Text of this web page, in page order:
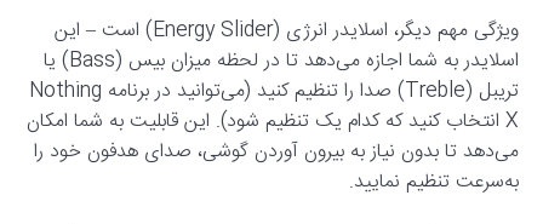
ویژگی مهم دیگر، اسلایدر انرژی (Energy Slider) است – این
اسلایدر به شما اجازه می‌دهد تا در لحظه میزان بیس (Bass) یا
تریبل (Treble) صدا را تنظیم کنید (می‌توانید در برنامه Nothing
X انتخاب کنید که کدام یک تنظیم شود). این قابلیت به شما امکان
می‌دهد تا بدون نیاز به بیرون آوردن گوشی، صدای هدفون خود را
به‌سرعت تنظیم نمایید.